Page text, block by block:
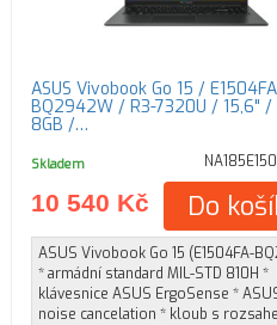
ASUS Vivobook Go 15 /
BQ2942W / R3-7320U / 15,6" /
8GB /…
Skladem
10 540 Kč Do
ASUS Vivobook Go 15 (E1504FA-
* armádní standard MIL-STD 810H *
klávesnice ASUS ErgoSense *
noise cancelation * kloub s